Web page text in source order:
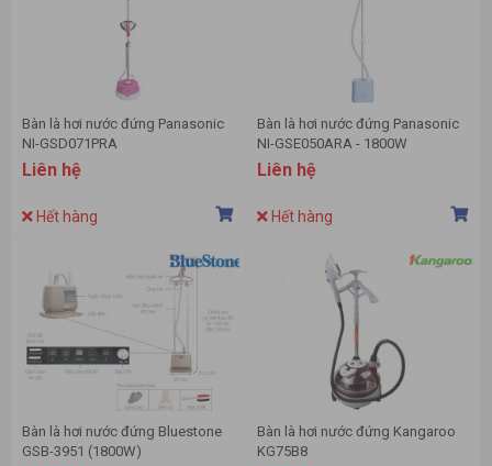
Bàn là hơi nước đứng Panasonic
NI-GSD071PRA
Liên hệ
Hết hàng
Bàn là hơi nước đứng Panasonic
NI-GSE050ARA - 1800W
Liên hệ
Hết hàng
Bàn là hơi nước đứng Bluestone
GSB-3951 (1800W)
Bàn là hơi nước đứng Kangaroo
KG75B8